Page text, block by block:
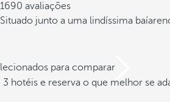
1690 avaliações
Situado junto a uma lindíssima baía
para comparar
hotéis e reserva o que melhor se